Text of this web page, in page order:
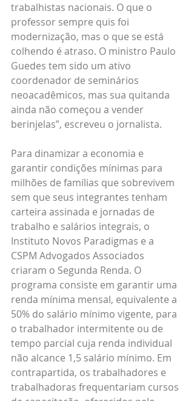
trabalhistas nacionais. O que o
professor sempre quis foi
modernização, mas o que se está
colhendo é atraso. O ministro Paulo
Guedes tem sido um ativo
coordenador de seminários
neoacadêmicos, mas sua quitanda
ainda não começou a vender
berinjelas”, escreveu o jornalista.
Para dinamizar a economia e
garantir condições mínimas para
milhões de famílias que sobrevivem
sem que seus integrantes tenham
carteira assinada e jornadas de
trabalho e salários integrais, o
Instituto Novos Paradigmas e a
CSPM Advogados Associados
criaram o Segunda Renda. O
programa consiste em garantir uma
renda mínima mensal, equivalente a
50% do salário mínimo vigente, para
o trabalhador intermitente ou de
tempo parcial cuja renda individual
não alcance 1,5 salário mínimo. Em
contrapartida, os trabalhadores e
trabalhadoras frequentariam cursos